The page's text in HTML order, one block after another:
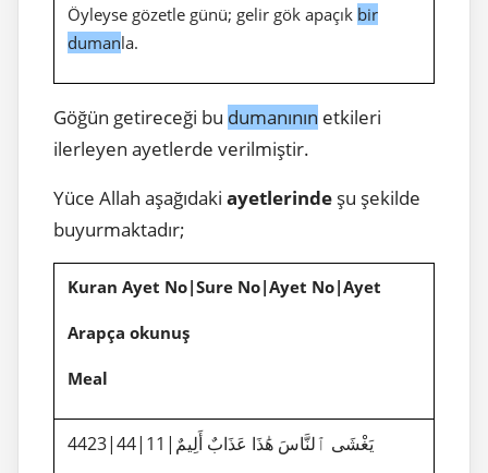
Öyleyse gözetle günü; gelir gök apaçık bir
dumanla.
Göğün getireceği bu dumanının etkileri
ilerleyen ayetlerde verilmiştir.
Yüce Allah aşağıdaki ayetlerinde şu şekilde
buyurmaktadır;
Kuran Ayet No|Sure No|Ayet No|Ayet
Arapça okunuş
Meal
4423|44|11|يَغْشَى ٱلنَّاسَ هَٰذَا عَذَابٌ أَلِيمٌ